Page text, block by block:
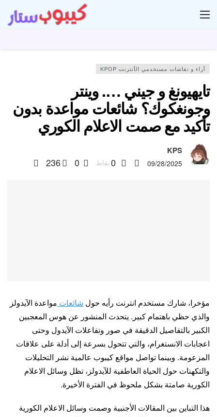
آراء و نقاشات مستخدمي الأنترنت KPOP
تايهيونغ و جيني …. وينتر
وجونغكوك؟ شائعات مواعدة بدون
تأكيد مع صمت الاعلام الكوري
KPS
09/28/2025
0 نقاط 0
236
مؤخرا، شارك مستخدم انترنت رأيه حول شائعات مواعدة الآيدولز
والذي حظي باهتمام كبير. يتحدث المنشور عن هوس المعجبين
الكبير بالتفاصيل الدقيقة في صور وتفاعلات الآيدول وحتى
اعجابات الانستغرام، والتي تتحول بسرعة إلى أدلة على علاقات
المزعومة. وبينما تواصل مواقع كيبوب عالمية نشر التحليلات
والتكهنات حول الحياة العاطفية للآيدولز، تظل وسائل الاعلام
الكورية صامتة بشكل ملحوظ في الفترة الأخيرة.
هذا التباين بين المقالات الأجنبية وصمت وسائل الاعلام الكورية